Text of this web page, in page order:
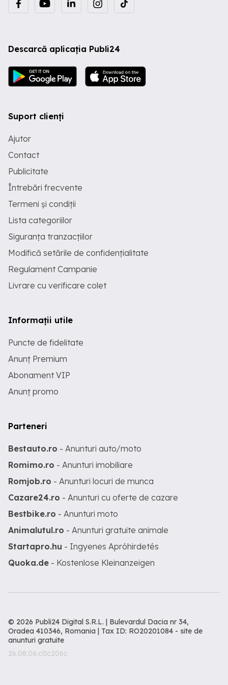
Descarcă aplicația Publi24
Suport clienți
Ajutor
Contact
Publicitate
Întrebări frecvente
Termeni și condiții
Lista categoriilor
Siguranța tranzacțiilor
Modifică setările de confidențialitate
Regulament Campanie
Livrare cu verificare colet
Informații utile
Puncte de fidelitate
Anunț Premium
Abonament VIP
Anunț promo
Parteneri
Bestauto.ro - Anunturi auto/moto
Romimo.ro - Anunturi imobiliare
Romjob.ro - Anunturi locuri de munca
Cazare24.ro - Anunturi cu oferte de cazare
Bestbike.ro - Anunturi moto
Animalutul.ro - Anunturi gratuite animale
Startapro.hu - Ingyenes Apróhirdetés
Quoka.de - Kostenlose Kleinanzeigen
© 2026 Publi24 Digital S.R.L. | Bulevardul Dacia nr 34,
Oradea 410346, Romania | Tax ID: RO20201084 - site de
anunturi gratuite
26.08.06.c0c206c